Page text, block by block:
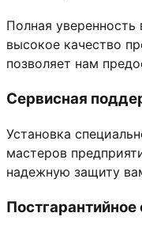
Полная
высокое качество
позволяет нам
Сервисная
Установка
мастеров
надежную защиту